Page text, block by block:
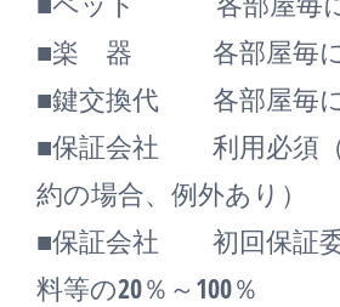
■楽 器 各部屋毎に
■鍵交換代 各部屋毎
■保証会社 利用必須（
約の場合、例外あり）
■保証会社 初回保証
料等の20％～100％